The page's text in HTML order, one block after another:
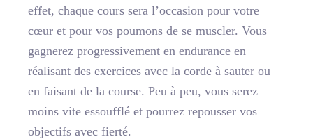
effet, chaque cours sera l’occasion pour votre
cœur et pour vos poumons de se muscler. Vous
gagnerez progressivement en endurance en
réalisant des exercices avec la corde à sauter ou
en faisant de la course. Peu à peu, vous serez
moins vite essoufflé et pourrez repousser vos
objectifs avec fierté.